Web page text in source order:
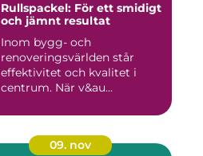
Rullspackel: För ett smidigt
och jämnt resultat
Inom bygg- och
renoveringsvärlden står
effektivitet och kvalitet i
centrum. När v&au...
09. nov